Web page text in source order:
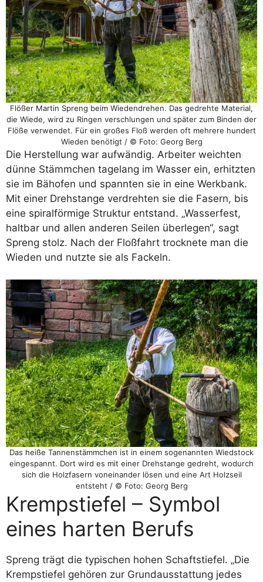
Flößer Martin Spreng beim Wiedendrehen. Das gedrehte Material,
die Wiede, wird zu Ringen verschlungen und später zum Binden der
Flöße verwendet. Für ein großes Floß werden oft mehrere hundert
Wieden benötigt / © Foto: Georg Berg
Die Herstellung war aufwändig. Arbeiter weichten
dünne Stämmchen tagelang im Wasser ein, erhitzten
sie im Bähofen und spannten sie in eine Werkbank.
Mit einer Drehstange verdrehten sie die Fasern, bis
eine spiralförmige Struktur entstand. „Wasserfest,
haltbar und allen anderen Seilen überlegen“, sagt
Spreng stolz. Nach der Floßfahrt trocknete man die
Wieden und nutzte sie als Fackeln.
Das heiße Tannenstämmchen ist in einem sogenannten Wiedstock
eingespannt. Dort wird es mit einer Drehstange gedreht, wodurch
sich die Holzfasern voneinander lösen und eine Art Holzseil
entsteht / © Foto: Georg Berg
Krempstiefel – Symbol
eines harten Berufs
Spreng trägt die typischen hohen Schaftstiefel. „Die
Krempstiefel gehören zur Grundausstattung jedes